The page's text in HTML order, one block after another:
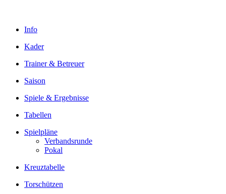
Info
Kader
Trainer & Betreuer
Saison
Spiele & Ergebnisse
Tabellen
Spielpläne
Verbandsrunde
Pokal
Kreuztabelle
Torschützen